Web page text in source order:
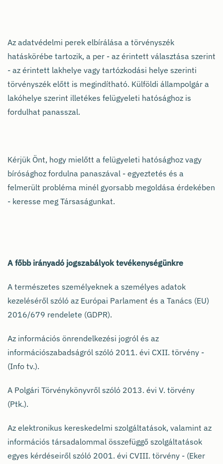
Az adatvédelmi perek elbírálása a törvényszék
hatáskörébe tartozik, a per - az érintett választása szerint
- az érintett lakhelye vagy tartózkodási helye szerinti
törvényszék előtt is megindítható. Külföldi állampolgár a
lakóhelye szerint illetékes felügyeleti hatósághoz is
fordulhat panasszal.
Kérjük Önt, hogy mielőtt a felügyeleti hatósághoz vagy
bírósághoz fordulna panaszával - egyeztetés és a
felmerült probléma minél gyorsabb megoldása érdekében
- keresse meg Társaságunkat.
A főbb irányadó jogszabályok tevékenységünkre
A természetes személyeknek a személyes adatok
kezeléséről szóló az Európai Parlament és a Tanács (EU)
2016/679 rendelete (GDPR).
Az információs önrendelkezési jogról és az
információszabadságról szóló 2011. évi CXII. törvény -
(Info tv.).
A Polgári Törvénykönyvről szóló 2013. évi V. törvény
(Ptk.).
Az elektronikus kereskedelmi szolgáltatások, valamint az
információs társadalommal összefüggő szolgáltatások
egyes kérdéseiről szóló 2001. évi CVIII. törvény - (Eker